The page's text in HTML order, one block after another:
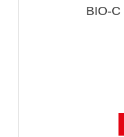
BIO-C